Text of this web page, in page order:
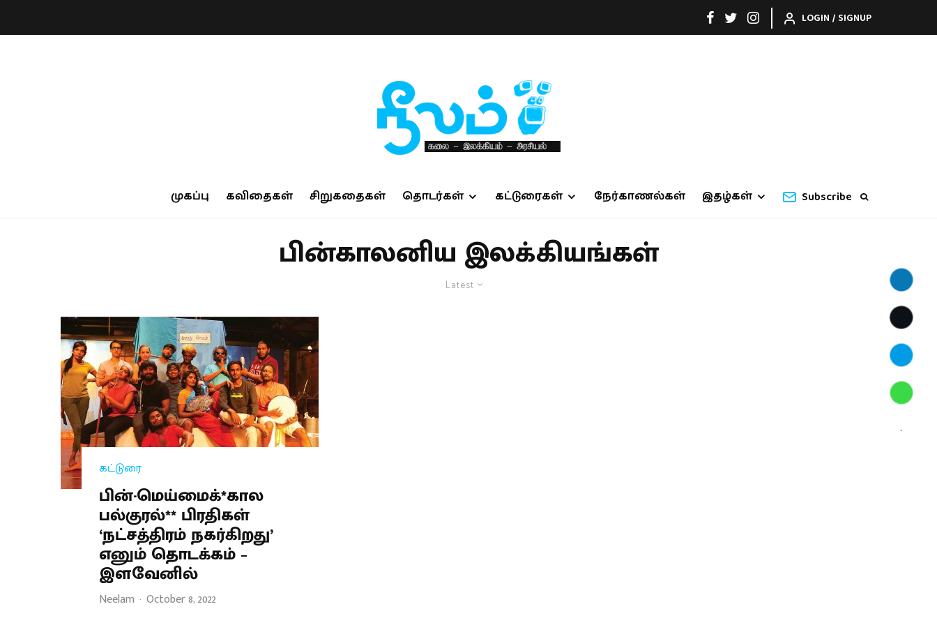
LOGIN / SIGNUP
முகப்பு கவிதைகள் சிறுகதைகள் தொடர்கள் கட்டுரைகள் நேர்காணல்கள் இதழ்கள் Subscribe
பின்காலனிய இலக்கியங்கள்
Latest
கட்டுரை
பின்-மெய்மைக்*கால
பல்குரல்** பிரதிகள்
‘நட்சத்திரம் நகர்கிறது’
எனும் தொடக்கம் –
இளவேனில்
Neelam · October 8, 2022